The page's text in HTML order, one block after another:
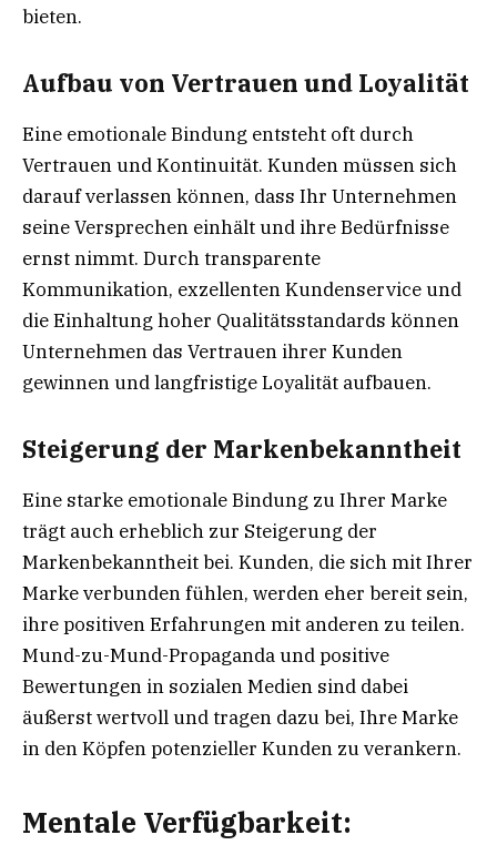
bieten.
Aufbau von Vertrauen und Loyalität
Eine emotionale Bindung entsteht oft durch
Vertrauen und Kontinuität. Kunden müssen sich
darauf verlassen können, dass Ihr Unternehmen
seine Versprechen einhält und ihre Bedürfnisse
ernst nimmt. Durch transparente
Kommunikation, exzellenten Kundenservice und
die Einhaltung hoher Qualitätsstandards können
Unternehmen das Vertrauen ihrer Kunden
gewinnen und langfristige Loyalität aufbauen.
Steigerung der Markenbekanntheit
Eine starke emotionale Bindung zu Ihrer Marke
trägt auch erheblich zur Steigerung der
Markenbekanntheit bei. Kunden, die sich mit Ihrer
Marke verbunden fühlen, werden eher bereit sein,
ihre positiven Erfahrungen mit anderen zu teilen.
Mund-zu-Mund-Propaganda und positive
Bewertungen in sozialen Medien sind dabei
äußerst wertvoll und tragen dazu bei, Ihre Marke
in den Köpfen potenzieller Kunden zu verankern.
Mentale Verfügbarkeit: